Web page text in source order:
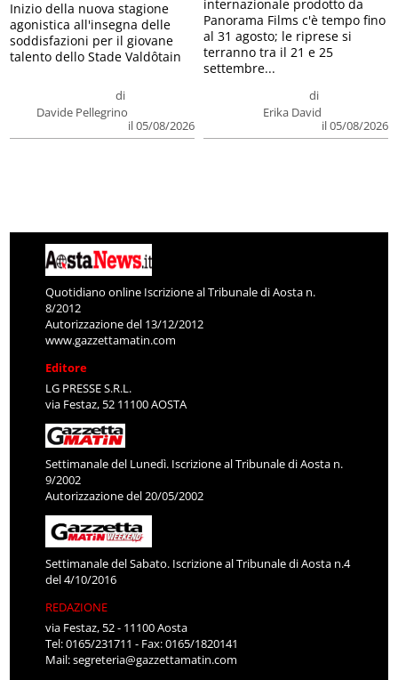
di
Davide Pellegrino
il 05/08/2026
Inizio della nuova stagione
agonistica all'insegna delle
soddisfazioni per il giovane
talento dello Stade Valdôtain
di
Erika David
il 05/08/2026
internazionale prodotto da
Panorama Films c'è tempo fino
al 31 agosto; le riprese si
terranno tra il 21 e 25
settembre...
Quotidiano online Iscrizione al Tribunale di Aosta n.
8/2012
Autorizzazione del 13/12/2012
www.gazzettamatin.com
Editore
LG PRESSE S.R.L.
via Festaz, 52 11100 AOSTA
Settimanale del Lunedì. Iscrizione al Tribunale di Aosta n.
9/2002
Autorizzazione del 20/05/2002
Settimanale del Sabato. Iscrizione al Tribunale di Aosta n.4
del 4/10/2016
REDAZIONE
via Festaz, 52 - 11100 Aosta
Tel: 0165/231711 - Fax: 0165/1820141
Mail:segreteria@gazzettamatin.com